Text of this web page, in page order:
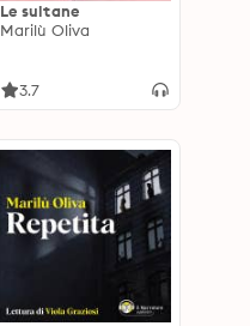
Le sultane
Marilù Oliva
3.7